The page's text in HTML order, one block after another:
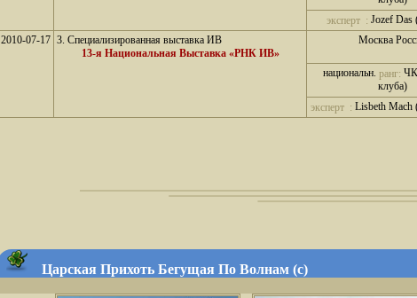
эксперт : Jozef Das
2010-07-17 3. Специализированная выставка ИВ
13-я Национальная Выставка «РНК ИВ»
Москва
национальн. ранг:
клуба)
эксперт : Lisbeth
Царская Прихоть Бегущая По Волнам (с)